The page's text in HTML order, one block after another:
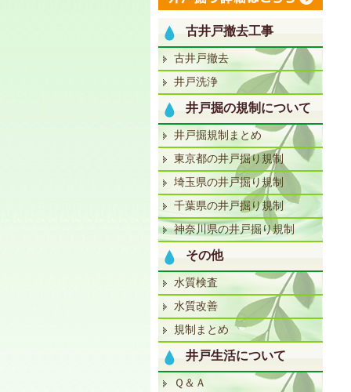
古井戸撤去工事
古井戸撤去
井戸洗浄
井戸掘の規制について
井戸掘規制まとめ
東京都の井戸掘り規制
埼玉県の井戸掘り規制
千葉県の井戸掘り規制
神奈川県の井戸掘り規制
その他
水質検査
水質改善
規制まとめ
井戸生活について
Ｑ＆Ａ